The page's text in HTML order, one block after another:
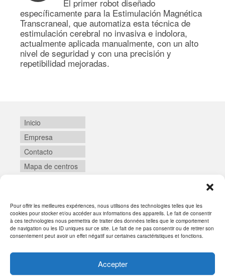
Pour offrir les meilleures expériences, nous utilisons des technologies telles que les
cookies pour stocker et/ou accéder aux informations des appareils. Le fait de consentir
à ces technologies nous permettra de traiter des données telles que le comportement
de navigation ou les ID uniques sur ce site. Le fait de ne pas consentir ou de retirer son
consentement peut avoir un effet négatif sur certaines caractéristiques et fonctions.
Accepter
El primer robot diseñado
específicamente para la Estimulación Magnética
Transcraneal, que automatiza esta técnica de
estimulación cerebral no invasiva e indolora,
actualmente aplicada manualmente, con un alto
nivel de seguridad y con una precisión y
repetibilidad mejoradas.
Inicio
Empresa
Contacto
Mapa de centros
Login